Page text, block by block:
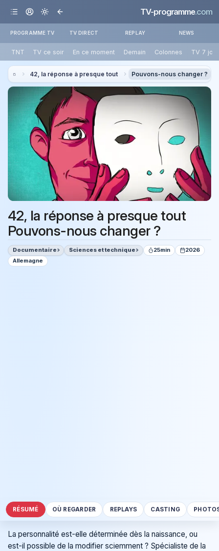
TV-programme.com
PROGRAMME TV TV DIRECT REPLAY NEWS
TNT TV ce soir En ce moment Demain Colonnes TV 7
42, la réponse à presque tout Pouvons-nous changer ?
42, la réponse à presque tout
Pouvons-nous changer ?
Documentaire Sciences et technique 25min
2026
Allemagne
RÉSUMÉ OÙ REGARDER REPLAYS CASTING
La personnalité est-elle déterminée dès la naissance, ou
est-il possible de la modifier sciemment ? Spécialiste de la